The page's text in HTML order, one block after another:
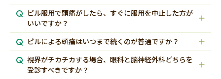
ピル服用で頭痛がしたら、すぐに服用を中止した方が
いいですか？
ピルによる頭痛はいつまで続くのが普通ですか？
視界がチカチカする場合、眼科と脳神経外科どちらを
受診すべきですか？